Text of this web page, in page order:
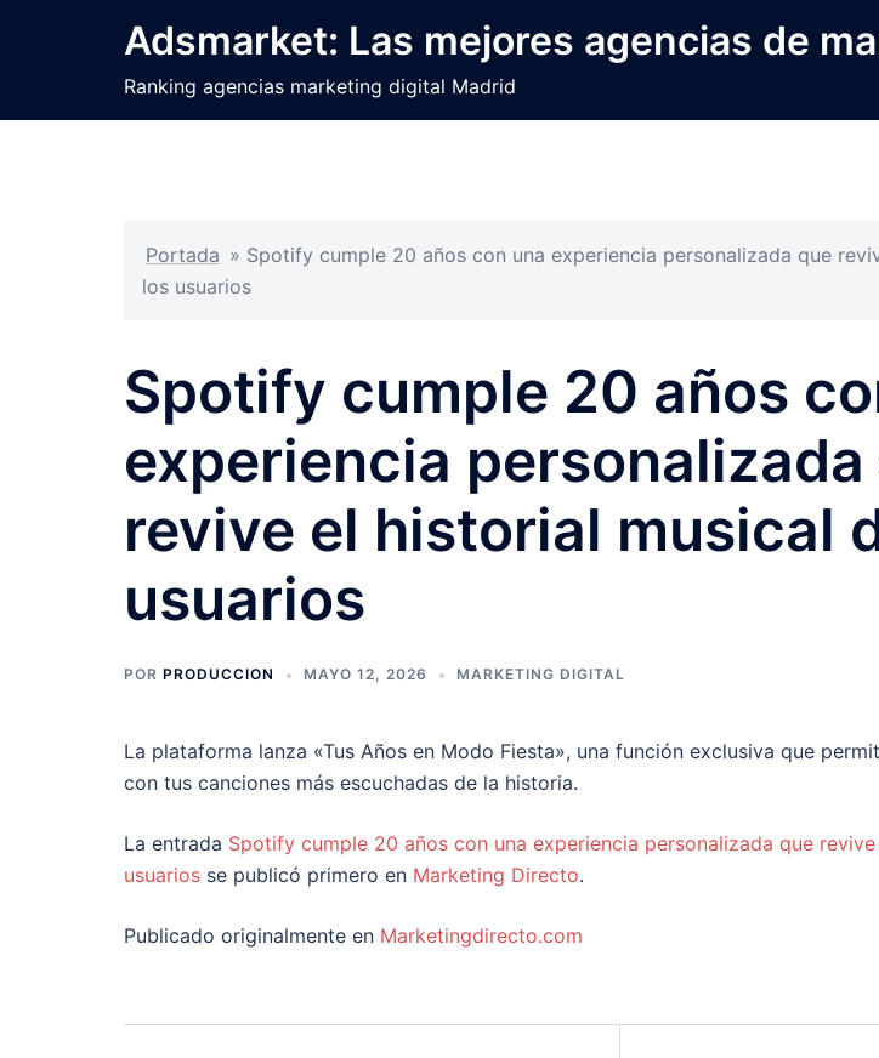
Adsmarket: Las mejores agencias de
Ranking agencias marketing digital Madrid
Portada » Spotify cumple 20 años con una experiencia personalizada que
los usuarios
Spotify cumple 20 años
experiencia personalizada
revive el historial musical
usuarios
POR PRODUCCION MAYO 12, 2026 MARKETING DIGITAL
La plataforma lanza «Tus Años en Modo Fiesta», una función exclusiva que
con tus canciones más escuchadas de la historia.
La entrada Spotify cumple 20 años con una experiencia personalizada que
usuarios se publicó primero en Marketing Directo.
Publicado originalmente en Marketingdirecto.com